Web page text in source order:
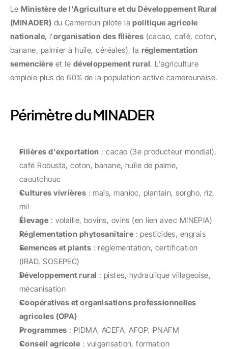
Le Ministère de l'Agriculture et du Développement Rural
(MINADER) du Cameroun pilote la politique agricole
nationale, l'organisation des filières (cacao, café, coton,
banane, palmier à huile, céréales), la réglementation
semencière et le développement rural. L'agriculture
emploie plus de 60% de la population active camerounaise.
Périmètre du MINADER
Filières d'exportation : cacao (3e producteur mondial),
café Robusta, coton, banane, huîle de palme,
caoutchouc
Cultures vivrières : maïs, manioc, plantain, sorgho, riz,
mil
Élevage : volaille, bovins, ovins (en lien avec MINEPIA)
Réglementation phytosanitaire : pesticides, engrais
Semences et plants : réglementation, certification
(IRAD, SOSEPEC)
Développement rural : pistes, hydraulique villageoise,
mécanisation
Coopératives et organisations professionnelles
agricoles (OPA)
Programmes : PIDMA, ACEFA, AFOP, PNAFM
Conseil agricole : vulgarisation, formation